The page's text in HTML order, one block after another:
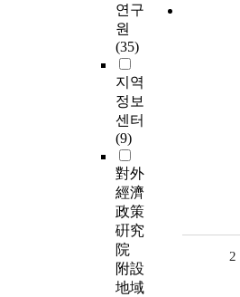
연구
원
(35)
지역
정보
센터
(9)
對外
經濟
政策
硏究
院
附設
地域
2